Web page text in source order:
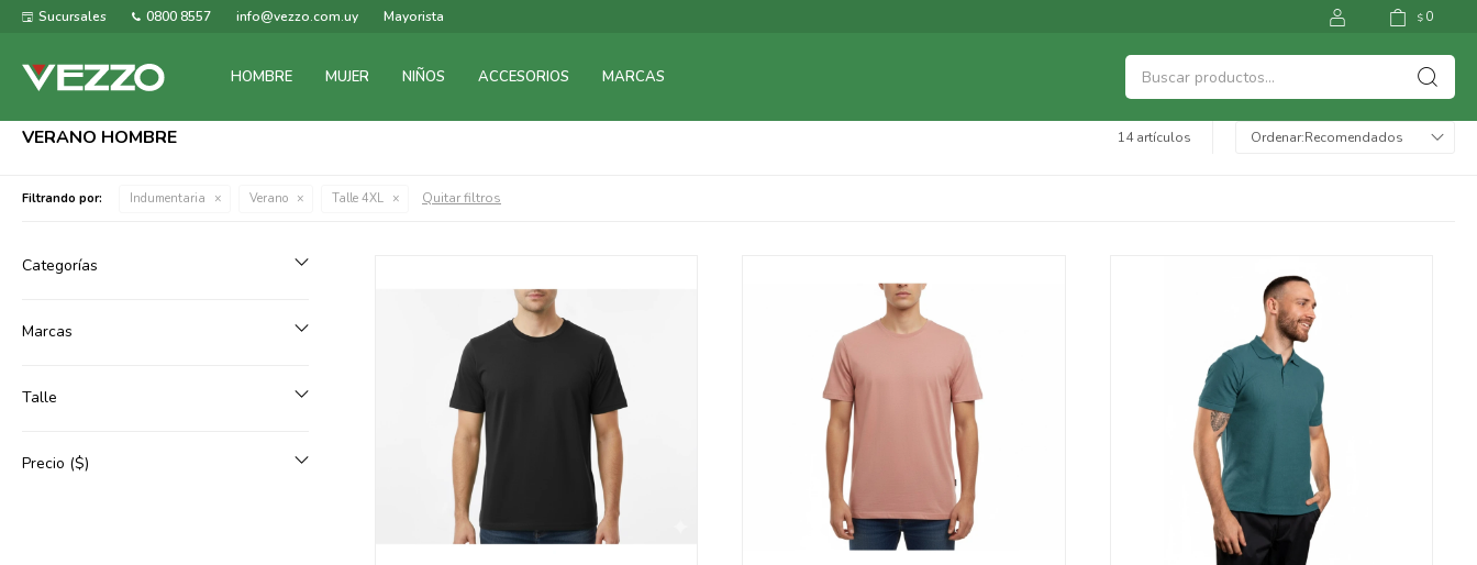
HOMBRE MUJER NIÑOS ACCESORIOS MARCAS
$ 0
Sucursales 0800 8557 info@vezzo.com.uy Mayorista
VERANO HOMBRE 14 artículos Recomendados
Filtrando por: Indumentaria Verano Talle 4XL Quitar filtros
Categorías
Marcas
Talle
Precio ($)